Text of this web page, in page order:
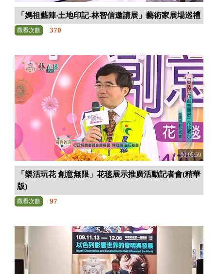
「媽祖藝陣‧土地印記-林智信邀請展」藝術家展場巡禮
觀看次數 370
00:05:59
「樂活玩花 創意無限」花毯展示推廣活動記者會(精華
版)
觀看次數 97